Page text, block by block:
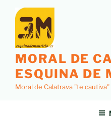
MORAL DE
ESQUINA DE
Moral de Calatrava "te cautiva"